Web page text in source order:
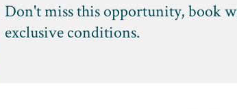
Don't miss this opportunity, book
exclusive conditions.